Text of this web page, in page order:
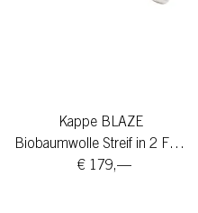
Kappe BLAZE
Biobaumwolle Streif in 2 Farben
€ 179,—